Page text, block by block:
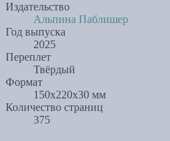
Издательство
Альпина Паблишер
Год выпуска
2025
Переплет
Твёрдый
Формат
150x220x30 мм
Количество страниц
375